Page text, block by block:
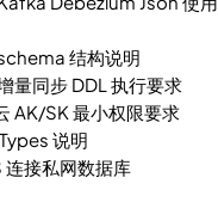
结构说明
量同步 DDL 执行要求
AK/SK 最小权限要求
说明
连接私网数据库